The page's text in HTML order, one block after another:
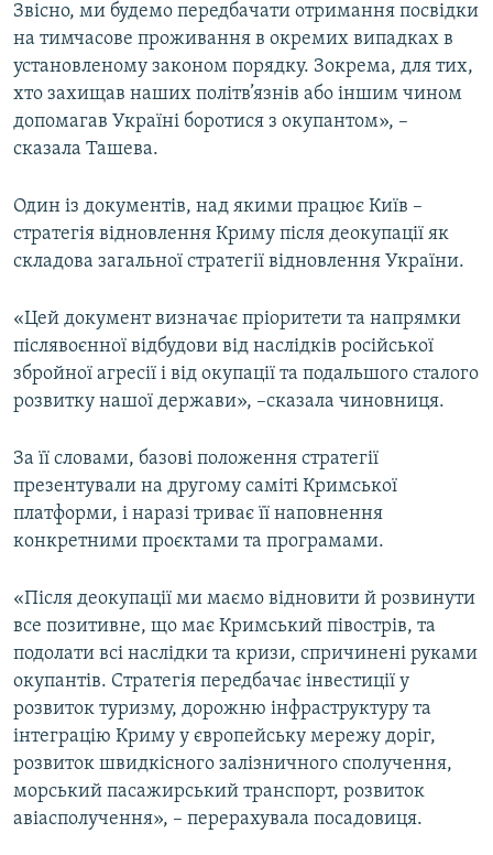
Звісно, ми будемо передбачати отримання посвідки
на тимчасове проживання в окремих випадках в
установленому законом порядку. Зокрема, для тих,
хто захищав наших політв’язнів або іншим чином
допомагав Україні боротися з окупантом», –
сказала Ташева.
Один із документів, над якими працює Київ –
стратегія відновлення Криму після деокупації як
складова загальної стратегії відновлення України.
«Цей документ визначає пріоритети та напрямки
післявоєнної відбудови від наслідків російської
збройної агресії і від окупації та подальшого сталого
розвитку нашої держави», –сказала чиновниця.
За її словами, базові положення стратегії
презентували на другому саміті Кримської
платформи, і наразі триває її наповнення
конкретними проєктами та програмами.
«Після деокупації ми маємо відновити й розвинути
все позитивне, що має Кримський півострів, та
подолати всі наслідки та кризи, спричинені руками
окупантів. Стратегія передбачає інвестиції у
розвиток туризму, дорожню інфраструктуру та
інтеграцію Криму у європейську мережу доріг,
розвиток швидкісного залізничного сполучення,
морський пасажирський транспорт, розвиток
авіасполучення», – перерахувала посадовиця.